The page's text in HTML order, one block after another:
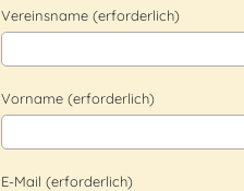
Vereinsname (erforderlich)
Vorname (erforderlich)
E-Mail (erforderlich)